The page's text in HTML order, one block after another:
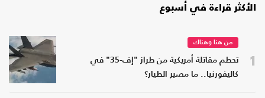
الأكثر قراءة في أسبوع
1
من هنا وهناك
تحطم مقاتلة أمريكية من طراز "إف-35" في
كاليفورنيا.. ما مصير الطيار؟